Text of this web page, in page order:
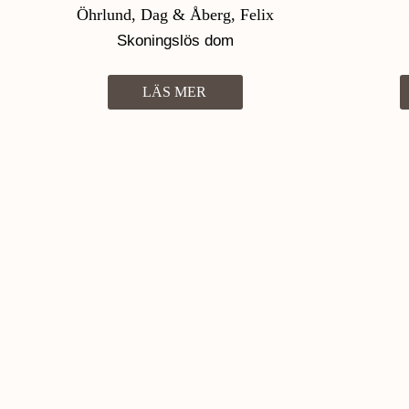
Öhrlund, Dag & Åberg, Felix
Skoningslös dom
LÄS MER